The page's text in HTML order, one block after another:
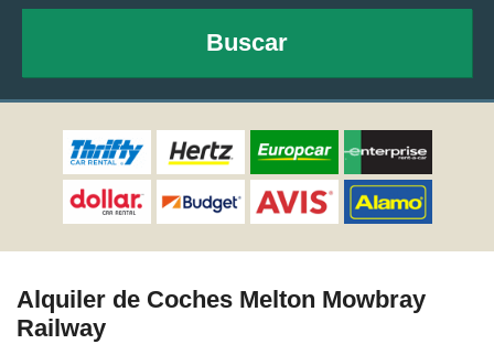
Buscar
Alquiler de Coches Melton Mowbray
Railway